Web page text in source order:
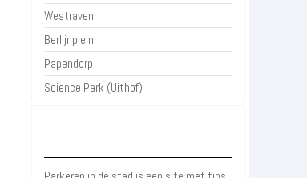
Westraven
Berlijnplein
Papendorp
Science Park (Uithof)